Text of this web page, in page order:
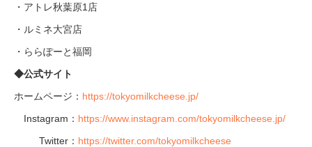
・アトレ秋葉原1店
・ルミネ大宮店
・ららぽーと福岡
◆公式サイト
ホームページ： https://tokyomilkcheese.jp/
Instagram： https://www.instagram.com/tokyomilkcheese.jp/
Twitter： https://twitter.com/tokyomilkcheese